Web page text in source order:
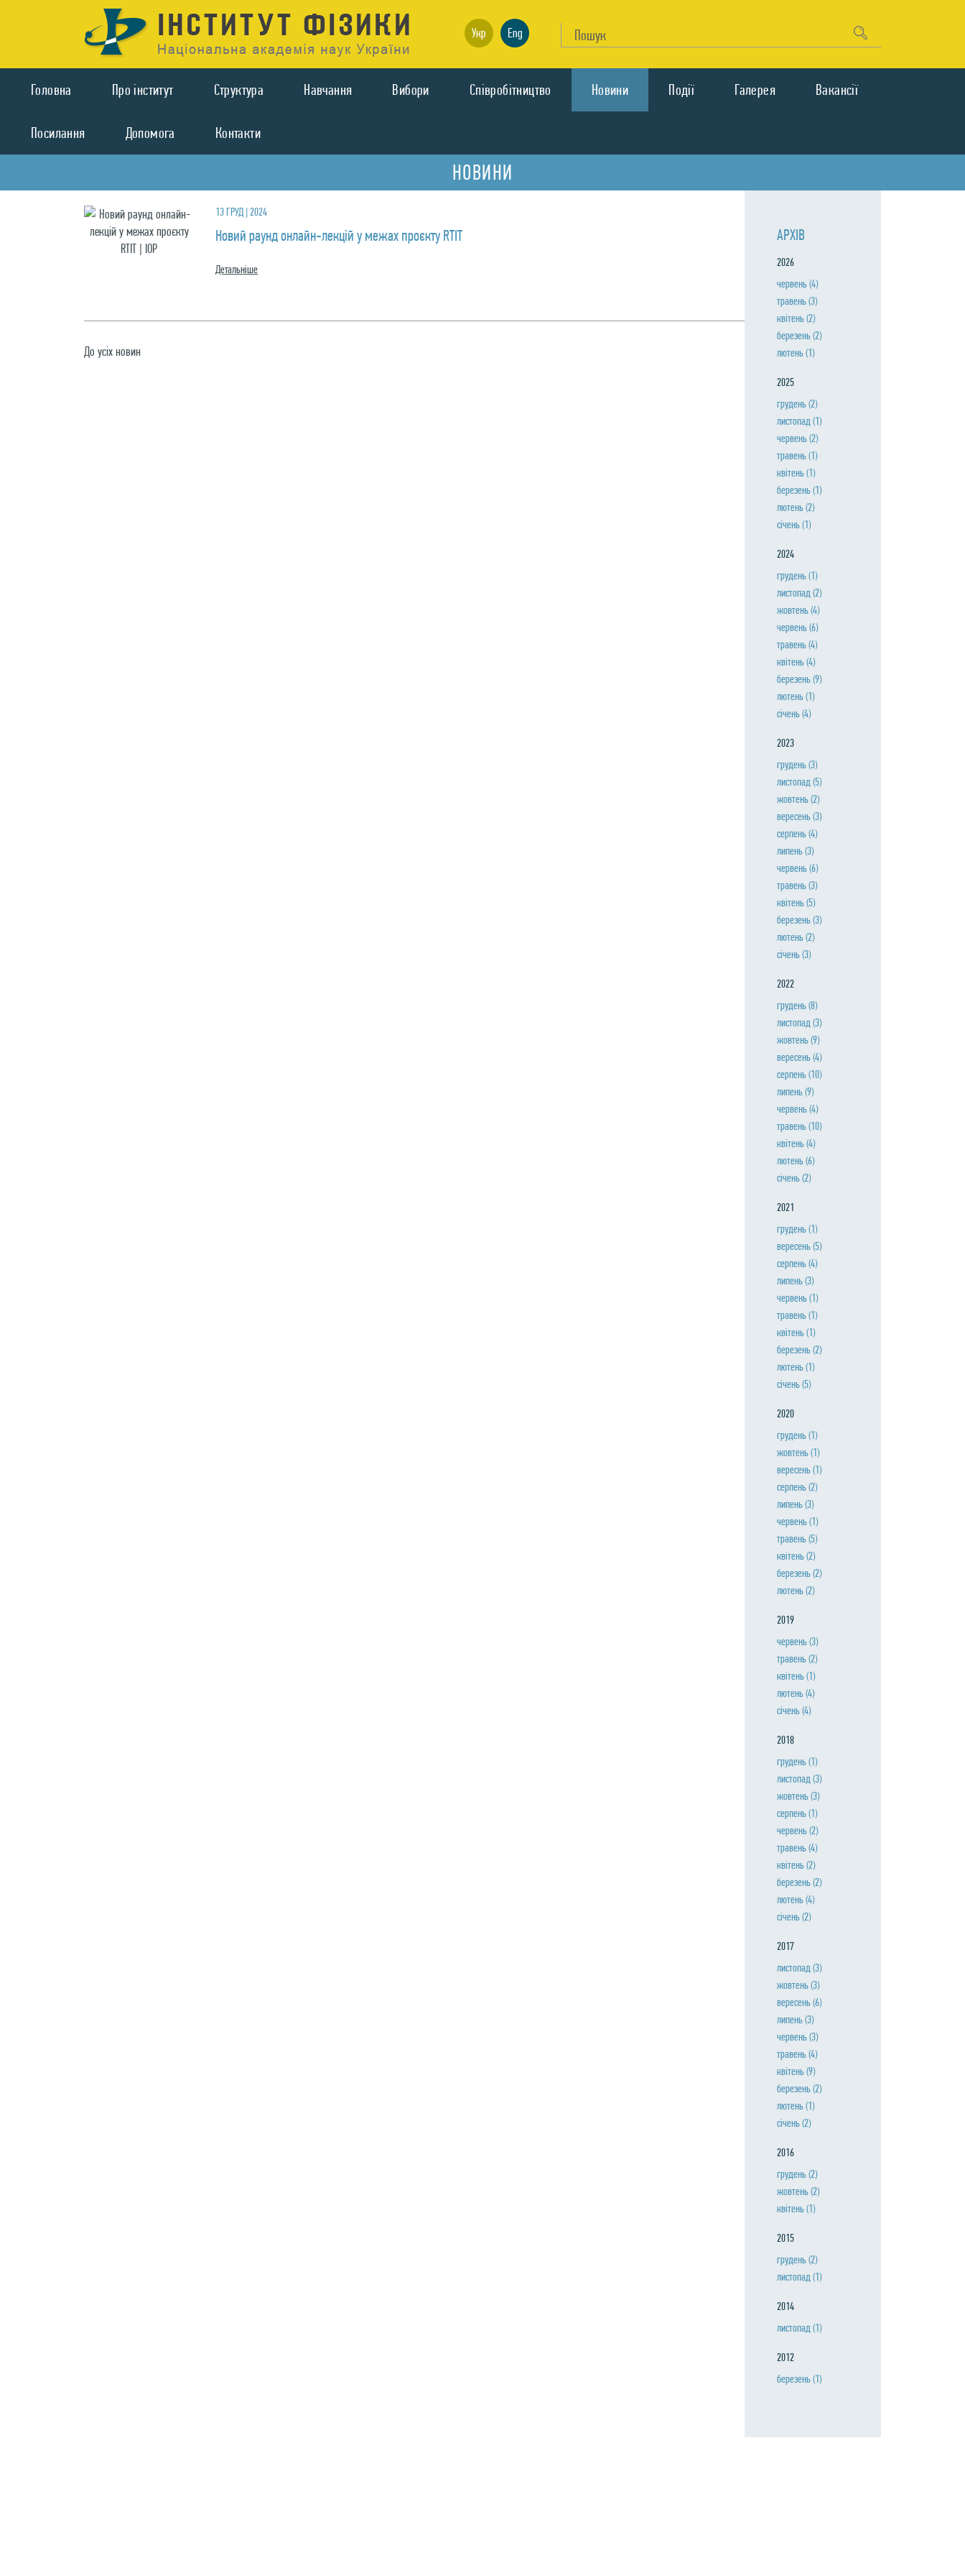
Укр Eng
Головна Про iнститут Структура Навчання Вибори Спiвробiтництво Новини Подiї Галерея Вакансії
Посилання Допомога Контакти
НОВИНИ
13 ГРУД | 2024
Новий раунд онлайн-лекцій у межах проєкту RTIT
Детальнiше
До усiх новин
АРХIВ
2026
червень(4)
травень(3)
квiтень(2)
березень(2)
лютень(1)
2025
грудень(2)
листопад(1)
червень(2)
травень(1)
квiтень(1)
березень(1)
лютень(2)
сiчень(1)
2024
грудень(1)
листопад(2)
жовтень(4)
червень(6)
травень(4)
квiтень(4)
березень(9)
лютень(1)
сiчень(4)
2023
грудень(3)
листопад(5)
жовтень(2)
вересень(3)
серпень(4)
липень(3)
червень(6)
травень(3)
квiтень(5)
березень(3)
лютень(2)
сiчень(3)
2022
грудень(8)
листопад(3)
жовтень(9)
вересень(4)
серпень(10)
липень(9)
червень(4)
травень(10)
квiтень(4)
лютень(6)
сiчень(2)
2021
грудень(1)
вересень(5)
серпень(4)
липень(3)
червень(1)
травень(1)
квiтень(1)
березень(2)
лютень(1)
сiчень(5)
2020
грудень(1)
жовтень(1)
вересень(1)
серпень(2)
липень(3)
червень(1)
травень(5)
квiтень(2)
березень(2)
лютень(2)
2019
червень(3)
травень(2)
квiтень(1)
лютень(4)
сiчень(4)
2018
грудень(1)
листопад(3)
жовтень(3)
серпень(1)
червень(2)
травень(4)
квiтень(2)
березень(2)
лютень(4)
сiчень(2)
2017
листопад(3)
жовтень(3)
вересень(6)
липень(3)
червень(3)
травень(4)
квiтень(9)
березень(2)
лютень(1)
сiчень(2)
2016
грудень(2)
жовтень(2)
квiтень(1)
2015
грудень(2)
листопад(1)
2014
листопад(1)
2012
березень(1)